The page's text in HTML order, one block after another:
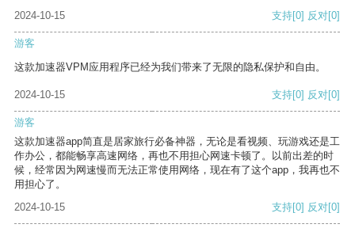
2024-10-15
支持[0] 反对[0]
游客
这款加速器VPM应用程序已经为我们带来了无限的隐私保护和自由。
2024-10-15 支持[0] 反对[0]
游客
这款加速器app简直是居家旅行必备神器，无论是看视频、玩游戏还是工
作办公，都能畅享高速网络，再也不用担心网速卡顿了。以前出差的时
候，经常因为网速慢而无法正常使用网络，现在有了这个app，我再也不
用担心了。
2024-10-15
支持[0] 反对[0]